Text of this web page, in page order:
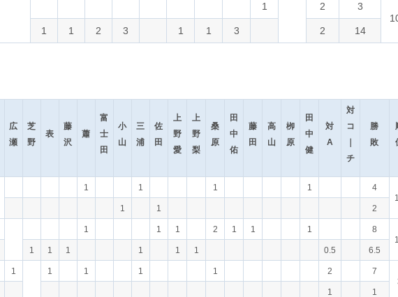
1 2
3
1
1 2 3 1 1 3 2 14
広
瀬
芝
野
表
藤
沢
蕭
富
士
田
小
山
三
浦
佐
田
上
野
愛
上
野
梨
桑
原
田
中
佑
藤
田
高
山
栁
原
田
中
健
対
A
対
コ
｜
チ
勝
敗
1 1 1 1
4
1
1 2
1 1 1 2 1 1 1
8
1
1 1 1 1 1 0.5 6.5
1 1 1 1 1 2
7
1
1